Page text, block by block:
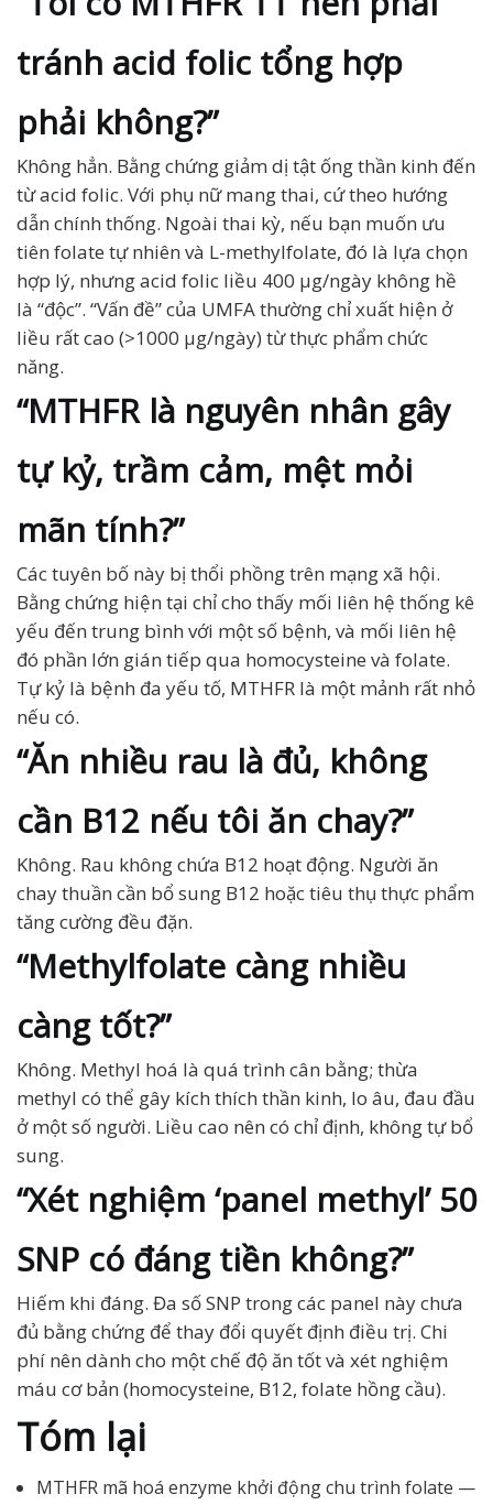
tránh acid folic tổng hợp
phải không?”
Không hẳn. Bằng chứng giảm dị tật ống thần kinh đến
từ acid folic. Với phụ nữ mang thai, cứ theo hướng
dẫn chính thống. Ngoài thai kỳ, nếu bạn muốn ưu
tiên folate tự nhiên và L-methylfolate, đó là lựa chọn
hợp lý, nhưng acid folic liều 400 µg/ngày không hề
là “độc”. “Vấn đề” của UMFA thường chỉ xuất hiện ở
liều rất cao (>1000 µg/ngày) từ thực phẩm chức
năng.
“MTHFR là nguyên nhân gây
tự kỷ, trầm cảm, mệt mỏi
mãn tính?”
Các tuyên bố này bị thổi phồng trên mạng xã hội.
Bằng chứng hiện tại chỉ cho thấy mối liên hệ thống kê
yếu đến trung bình với một số bệnh, và mối liên hệ
đó phần lớn gián tiếp qua homocysteine và folate.
Tự kỷ là bệnh đa yếu tố, MTHFR là một mảnh rất nhỏ
nếu có.
“Ăn nhiều rau là đủ, không
cần B12 nếu tôi ăn chay?”
Không. Rau không chứa B12 hoạt động. Người ăn
chay thuần cần bổ sung B12 hoặc tiêu thụ thực phẩm
tăng cường đều đặn.
“Methylfolate càng nhiều
càng tốt?”
Không. Methyl hoá là quá trình cân bằng; thừa
methyl có thể gây kích thích thần kinh, lo âu, đau đầu
ở một số người. Liều cao nên có chỉ định, không tự bổ
sung.
“Xét nghiệm ‘panel methyl’ 50
SNP có đáng tiền không?”
Hiếm khi đáng. Đa số SNP trong các panel này chưa
đủ bằng chứng để thay đổi quyết định điều trị. Chi
phí nên dành cho một chế độ ăn tốt và xét nghiệm
máu cơ bản (homocysteine, B12, folate hồng cầu).
Tóm lại
MTHFR mã hoá enzyme khởi động chu trình folate —